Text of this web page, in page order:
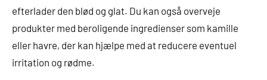
efterlader den blød og glat. Du kan også overveje
produkter med beroligende ingredienser som kamille
eller havre, der kan hjælpe med at reducere eventuel
irritation og rødme.